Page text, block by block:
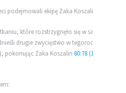
podejmowali ekipę Żaka Koszalin
które rozstrzygnęło się w samej
drugie zwycięstwo w tegorocznych
pokonując Żaka Koszalin 80:78 (19:23;